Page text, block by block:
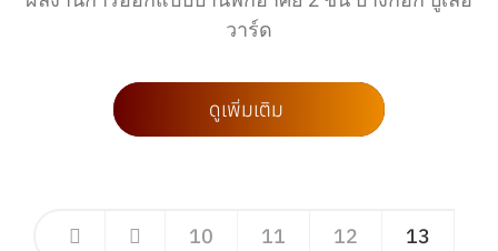
วาร์ด
ดูเพิ่มเติม
10 11 12 13